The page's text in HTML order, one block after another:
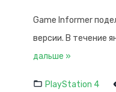
Game Informer
версии. В течение
дальше »
PlayStation 4